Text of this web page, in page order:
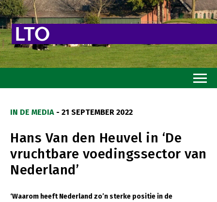
Goed eten
Mooi groen
Sterk ondernemerschap
Transitiepaden
IN DE MEDIA - 21 SEPTEMBER 2022
Hans Van den Heuvel in ‘De
vruchtbare voedingssector van
Nederland’
‘Waarom heeft Nederland zo’n sterke positie in de